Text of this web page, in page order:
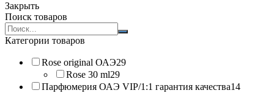
Закрыть
Поиск товаров
Search
products:
Категории товаров
Rose original ОАЭ29
Rose 30 ml29
Парфюмерия ОАЭ VIP/1:1 гарантия качества14